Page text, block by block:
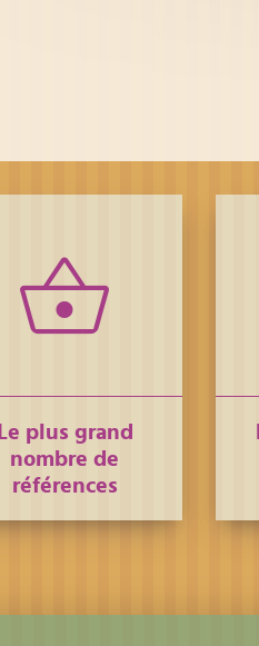
Le plus grand
nombre de
références